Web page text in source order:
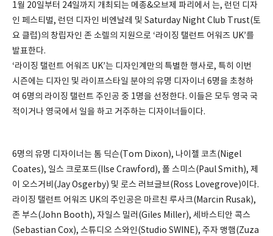
1월 20일부터 24일까지 개최되는 메종&오브제 파리에서 는, 런던 디자
인 페스티벌, 런던 디자인 비엔날레 및 Saturday Night Club Trust(토
요 클럽)의 창립자인 존 소렐의 지원으로 ‘라이징 탤런트 어워즈 UK’를
발표한다.
‘라이징 탤런트 어워즈 UK’는 디자인계만의 특별한 행사로, 특히 이번
시즌에는 디자인 및 라이프스타일 분야의 유명 디자이너 6명을 초청하
여 6명의 라이징 탤런트 주인공 중 1명을 선정한다. 이들은 모두 영국 국
적이거나 영국에서 일을 하고 거주하는 디자이너들이다.
6명의 유명 디자이너는 톰 딕슨(Tom Dixon), 나이젤 코츠(Nigel
Coates), 일스 크로포드(Ilse Crawford), 폴 스미스(Paul Smith), 제
이 오스거비(Jay Osgerby) 및 로스 러브글브(Ross Lovegrove)이다.
라이징 탤런트 어워즈 UK의 주인공은 마르친 루사크(Marcin Rusak),
존 부스(John Booth), 자일스 밀러(Giles Miller), 세바스티안 콕스
(Sebastian Cox), 스튜디오 스와인(Studio SWINE), 주자 맹햄(Zuza